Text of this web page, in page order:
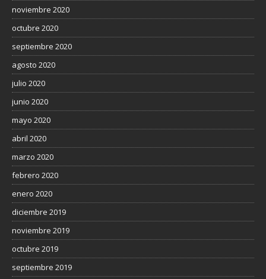
noviembre 2020
octubre 2020
septiembre 2020
agosto 2020
julio 2020
junio 2020
mayo 2020
abril 2020
marzo 2020
febrero 2020
enero 2020
diciembre 2019
noviembre 2019
octubre 2019
septiembre 2019